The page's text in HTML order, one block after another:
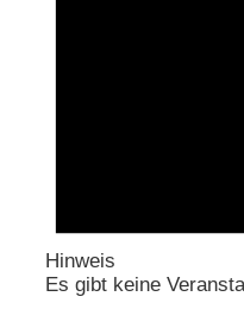
Hinweis
Es gibt keine